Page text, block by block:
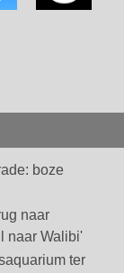
boze
naar
naar Walibi'
ter